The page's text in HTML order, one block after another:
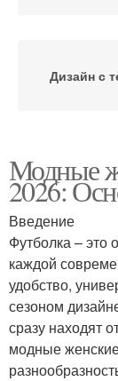
Дизайн с
Модные
2026:
Введение
Футболка – это
каждой
удобство,
сезоном
сразу находят
модные